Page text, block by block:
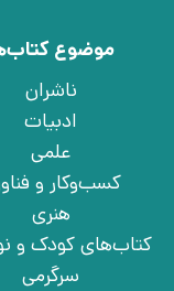
موضوع
ناشران
ادبیات
علمی
کسب‌وکار و
هنری
کتاب‌های کودک و
سرگرمی